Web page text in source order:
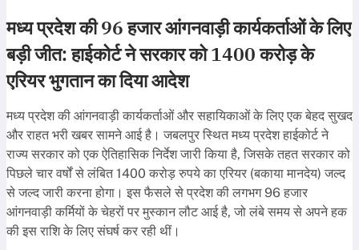
मध्य प्रदेश की 96 हजार आंगनवाड़ी कार्यकर्ताओं के लिए
बड़ी जीत: हाईकोर्ट ने सरकार को 1400 करोड़ के
एरियर भुगतान का दिया आदेश
मध्य प्रदेश की आंगनवाड़ी कार्यकर्ताओं और सहायिकाओं के लिए एक बेहद सुखद
और राहत भरी खबर सामने आई है। जबलपुर स्थित मध्य प्रदेश हाईकोर्ट ने
राज्य सरकार को एक ऐतिहासिक निर्देश जारी किया है, जिसके तहत सरकार को
पिछले चार वर्षों से लंबित 1400 करोड़ रुपये का एरियर (बकाया मानदेय) जल्द
से जल्द जारी करना होगा। इस फैसले से प्रदेश की लगभग 96 हजार
आंगनवाड़ी कर्मियों के चेहरों पर मुस्कान लौट आई है, जो लंबे समय से अपने हक
की इस राशि के लिए संघर्ष कर रही थीं।